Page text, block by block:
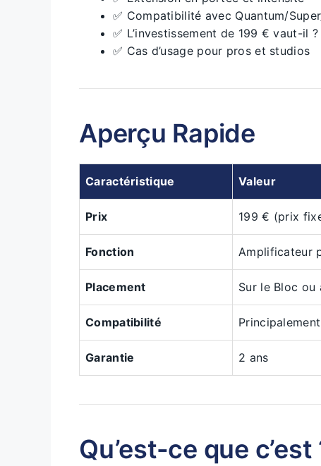
✅ Compatibilité avec Quantum/
✅ L’investissement de 199 € vaut-il ?
✅ Cas d’usage pour pros et studios
Aperçu Rapide
Caractéristique Valeur
Prix 199 € (prix
Fonction Amplificateur
Placement Sur le Bloc ou
Compatibilité
Garantie 2 ans
Qu’est-ce que c’est